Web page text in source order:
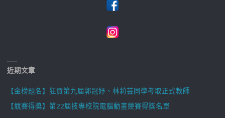
近期文章
【金榜題名】狂賀第九屆郭冠妤、林莉芸同學考取正式教師
【競賽得獎】第22屆技專校院電腦動畫競賽得獎名單